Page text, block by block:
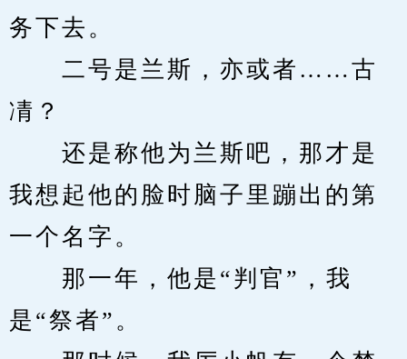
务下去。
二号是兰斯，亦或者……古
凊？
还是称他为兰斯吧，那才是
我想起他的脸时脑子里蹦出的第
一个名字。
那一年，他是“判官”，我
是“祭者”。